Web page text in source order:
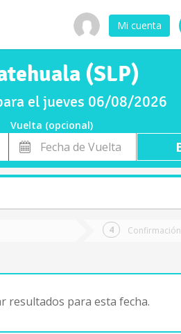
Mi cuenta
(SLP)
el jueves 06/08/2026
Vuelta (opcional)
Fecha
de
Vuelta
Confirmación
resultados para esta fecha.